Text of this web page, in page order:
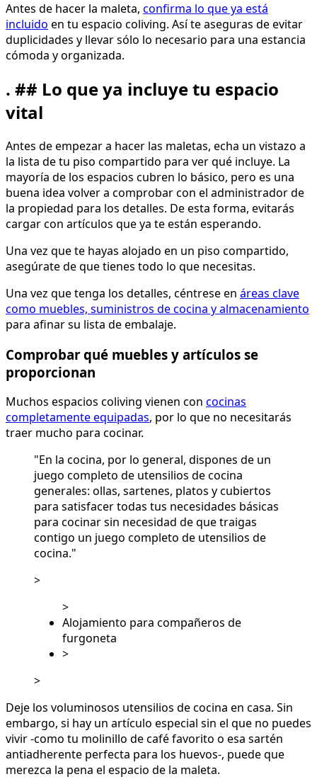
Antes de hacer la maleta, confirma lo que ya está
incluido en tu espacio coliving. Así te aseguras de evitar
duplicidades y llevar sólo lo necesario para una estancia
cómoda y organizada.
. ## Lo que ya incluye tu espacio
vital
Antes de empezar a hacer las maletas, echa un vistazo a
la lista de tu piso compartido para ver qué incluye. La
mayoría de los espacios cubren lo básico, pero es una
buena idea volver a comprobar con el administrador de
la propiedad para los detalles. De esta forma, evitarás
cargar con artículos que ya te están esperando.
Una vez que te hayas alojado en un piso compartido,
asegúrate de que tienes todo lo que necesitas.
Una vez que tenga los detalles, céntrese en áreas clave
como muebles, suministros de cocina y almacenamiento
para afinar su lista de embalaje.
Comprobar qué muebles y artículos se
proporcionan
Muchos espacios coliving vienen con cocinas
completamente equipadas, por lo que no necesitarás
traer mucho para cocinar.
"En la cocina, por lo general, dispones de un
juego completo de utensilios de cocina
generales: ollas, sartenes, platos y cubiertos
para satisfacer todas tus necesidades básicas
para cocinar sin necesidad de que traigas
contigo un juego completo de utensilios de
cocina."
>
>
Alojamiento para compañeros de
furgoneta
>
>
Deje los voluminosos utensilios de cocina en casa. Sin
embargo, si hay un artículo especial sin el que no puedes
vivir -como tu molinillo de café favorito o esa sartén
antiadherente perfecta para los huevos-, puede que
merezca la pena el espacio de la maleta.